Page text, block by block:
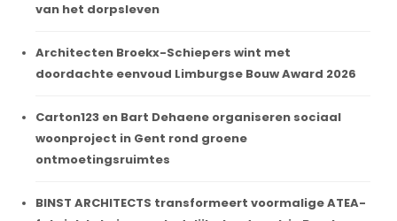
van het dorpsleven
Architecten Broekx-Schiepers wint met
doordachte eenvoud Limburgse Bouw Award 2026
Carton123 en Bart Dehaene organiseren sociaal
woonproject in Gent rond groene
ontmoetingsruimtes
BINST ARCHITECTS transformeert voormalige ATEA-